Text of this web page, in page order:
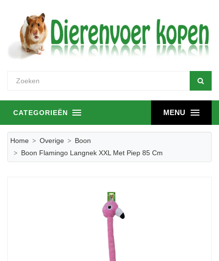
MENU
CATEGORIEËN
Home Overige
Boon
Boon Flamingo Langnek XXL Met Piep 85 Cm